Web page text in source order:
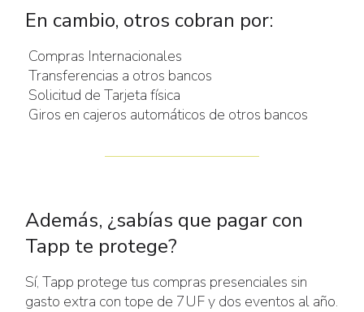
En cambio, otros cobran por:
Compras Internacionales
Transferencias a otros bancos
Solicitud de Tarjeta física
Giros en cajeros automáticos de otros bancos
Además, ¿sabías que pagar con
Tapp te protege?
Sí, Tapp protege tus compras presenciales sin
gasto extra con tope de 7UF y dos eventos al año.